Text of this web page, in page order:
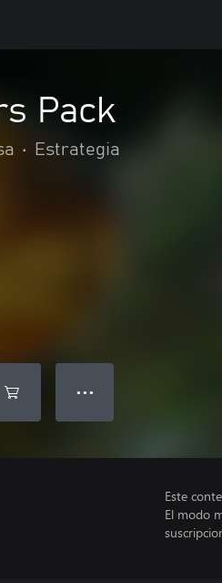
Pack
• Estrategia
● ● ●
Este
El modo